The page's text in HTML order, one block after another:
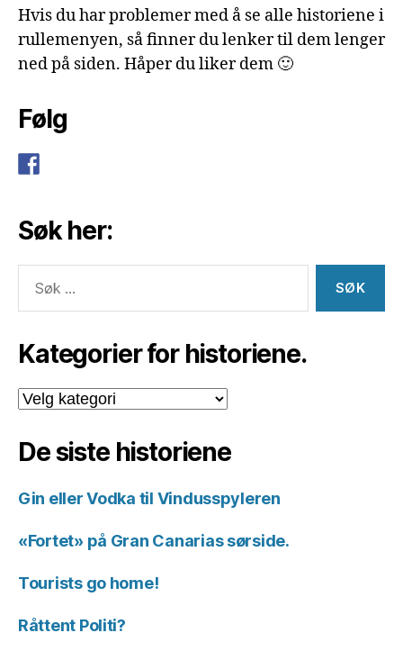
Hvis du har problemer med å se alle historiene i
rullemenyen, så finner du lenker til dem lenger
ned på siden. Håper du liker dem 🙂
Følg
Søk her:
etter:
Kategorier for historiene.
Kategorier
for
De siste historiene
Gin eller Vodka til Vindusspyleren
«Fortet» på Gran Canarias sørside.
Tourists go home!
Råttent Politi?